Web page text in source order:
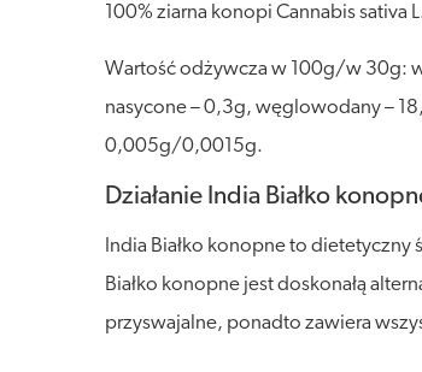
100% ziarna konopi Cannabis
Wartość odżywcza w 100g/w 30g:
nasycone – 0,3g, węglowodany –
0,005g/0,0015g.
Działanie India Białko
India Białko konopne to
Białko konopne jest doskonałą
przyswajalne, ponadto zawiera